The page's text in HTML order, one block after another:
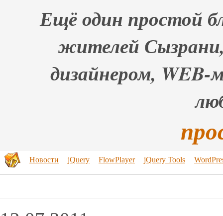
Ещё один простой
жителей
дизайнером,
Новости jQuery FlowPlayer jQuery Tools